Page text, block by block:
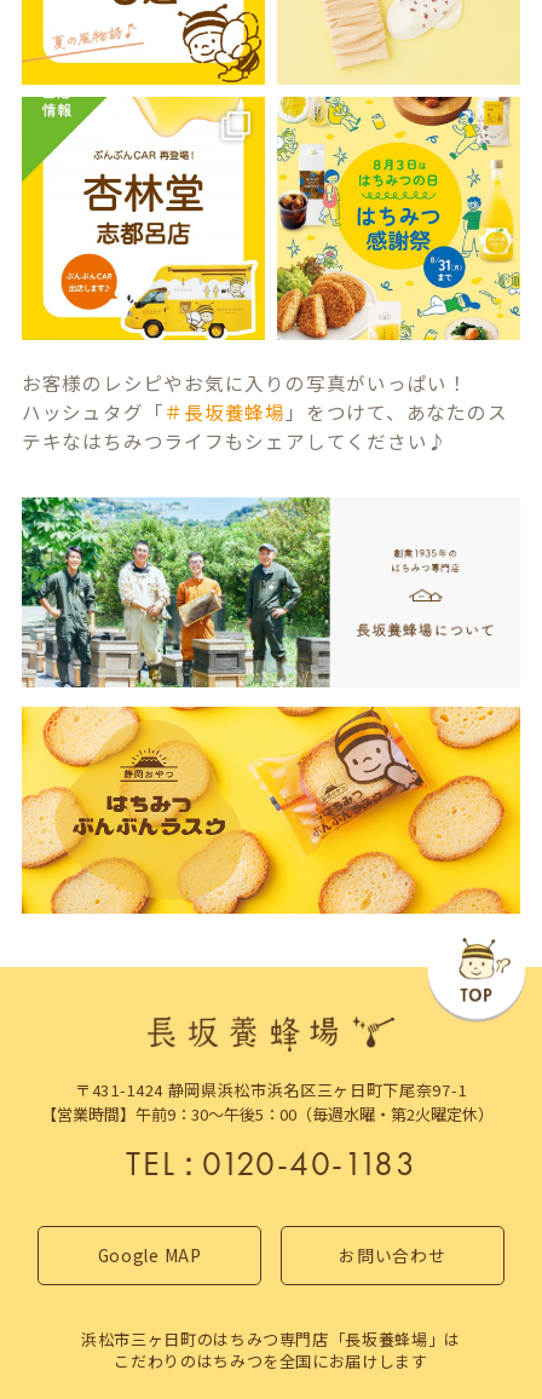
お客様のレシピやお気に入りの写真がいっぱい！
ハッシュタグ「＃長坂養蜂場 」をつけて、あなたのス
テキなはちみつライフもシェアしてください♪
〒431-1424 静岡県浜松市浜名区三ヶ日町下尾奈97-1
【営業時間】午前9：30～午後5：00（毎週水曜・第2火曜定休）
TEL：0120-40-1183
Google MAP お問い合わせ
浜松市三ヶ日町のはちみつ専門店「長坂養蜂場」は
こだわりのはちみつを全国にお届けします